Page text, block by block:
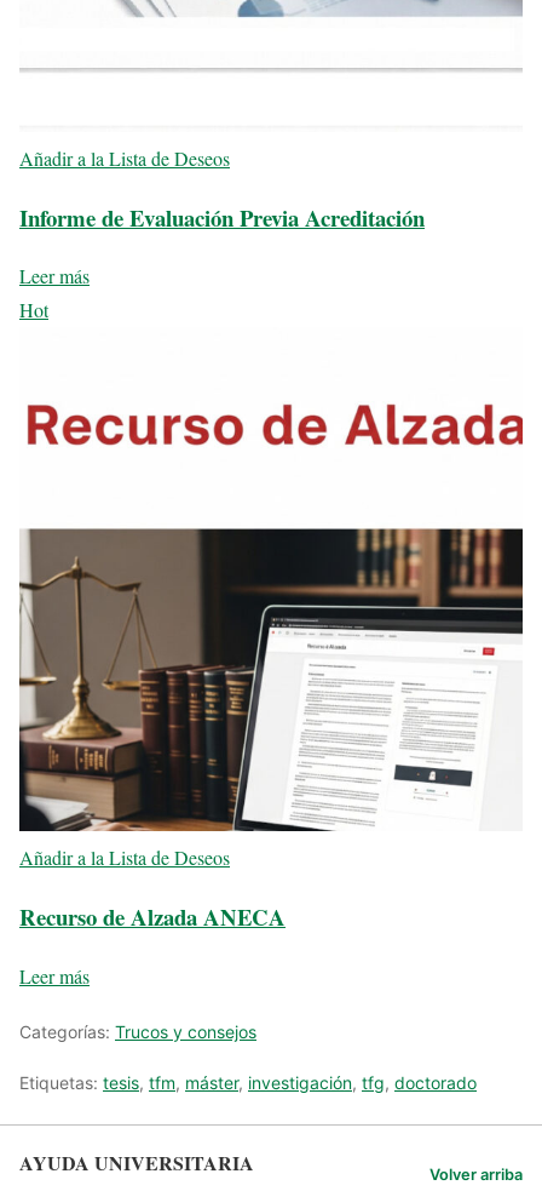
Añadir a la Lista de Deseos
Informe de Evaluación Previa Acreditación
Leer más
Hot
Añadir a la Lista de Deseos
Recurso de Alzada ANECA
Leer más
Categorías: Trucos y consejos
Etiquetas: tesis, tfm, máster, investigación, tfg, doctorado
AYUDA UNIVERSITARIA Volver arriba